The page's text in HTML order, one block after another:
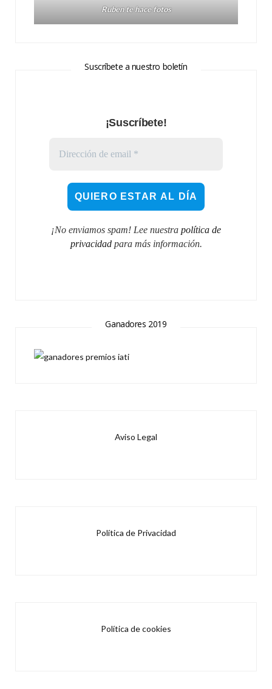
Ruben te hace fotos
Suscríbete a nuestro boletín
¡Suscríbete!
¡No enviamos spam! Lee nuestra política de
privacidadpara más información.
Ganadores 2019
Aviso Legal
Política de Privacidad
Política de cookies